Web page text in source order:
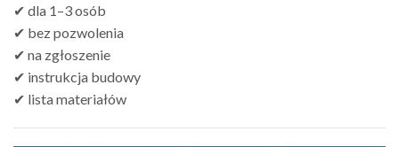
✔ dla 1–3 osób
✔ bez pozwolenia
✔ na zgłoszenie
✔ instrukcja budowy
✔ lista materiałów